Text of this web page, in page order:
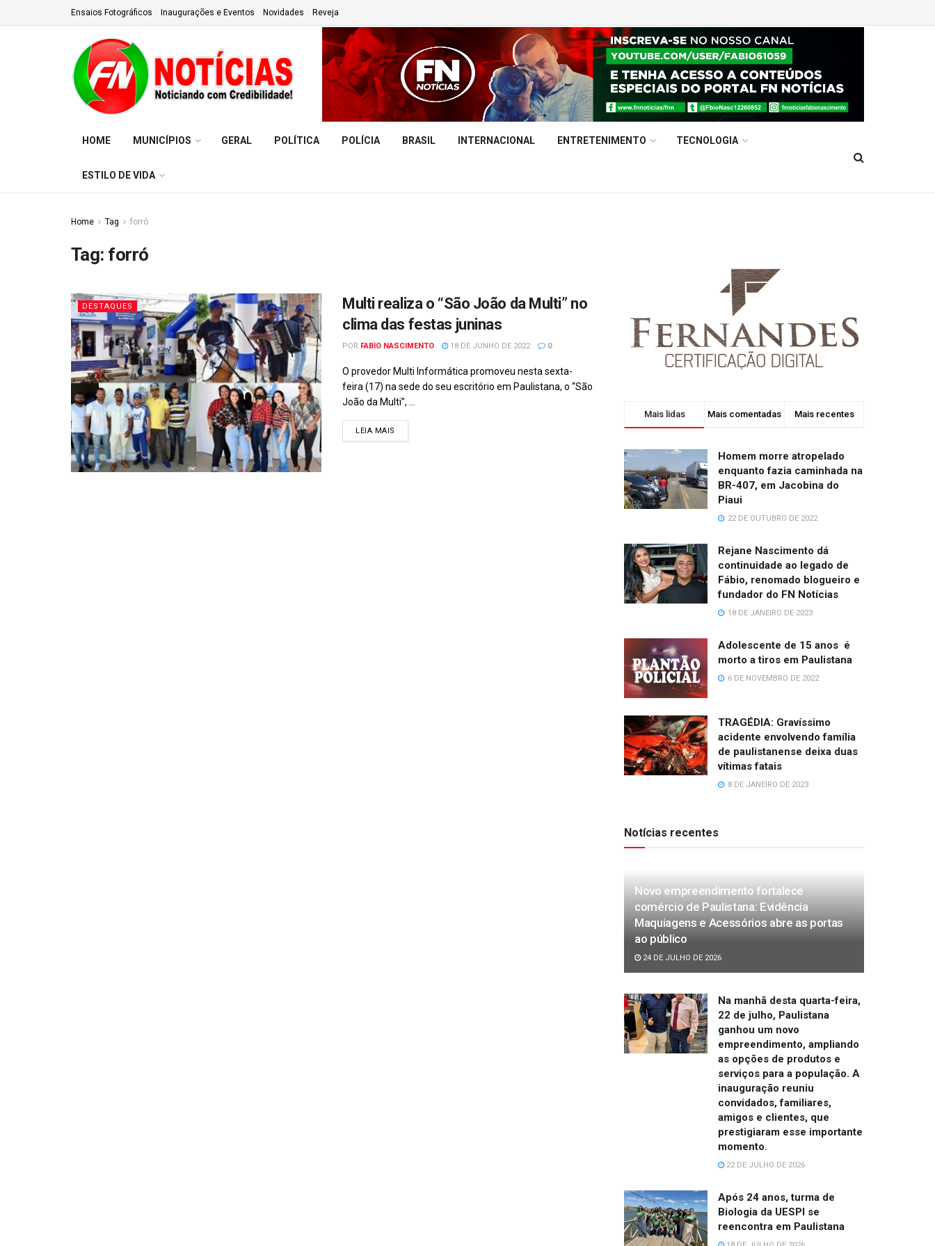
Ensaios Fotográficos Inaugurações e Eventos Novidades Reveja
HOME MUNICÍPIOS GERAL POLÍTICA POLÍCIA BRASIL INTERNACIONAL ENTRETENIMENTO TECNOLOGIA
ESTILO DE VIDA
Home Tag forró
Tag: forró
DESTAQUES
Multi realiza o “São João da Multi” no
clima das festas juninas
POR FABIO NASCIMENTO 18 DE JUNHO DE 2022 0
O provedor Multi Informática promoveu nesta sexta-
feira (17) na sede do seu escritório em Paulistana, o “São
João da Multi”, ...
LEIA MAIS
Mais lidas Mais comentadas Mais recentes
Homem morre atropelado
enquanto fazia caminhada na
BR-407, em Jacobina do
Piaui
22 DE OUTUBRO DE 2022
Rejane Nascimento dá
continuidade ao legado de
Fábio, renomado blogueiro e
fundador do FN Notícias
18 DE JANEIRO DE 2023
Adolescente de 15 anos é
morto a tiros em Paulistana
6 DE NOVEMBRO DE 2022
TRAGÉDIA: Gravíssimo
acidente envolvendo família
de paulistanense deixa duas
vítimas fatais
8 DE JANEIRO DE 2023
Notícias recentes
Novo empreendimento fortalece
comércio de Paulistana: Evidência
Maquiagens e Acessórios abre as portas
ao público
24 DE JULHO DE 2026
Na manhã desta quarta-feira,
22 de julho, Paulistana
ganhou um novo
empreendimento, ampliando
as opções de produtos e
serviços para a população. A
inauguração reuniu
convidados, familiares,
amigos e clientes, que
prestigiaram esse importante
momento.
22 DE JULHO DE 2026
Após 24 anos, turma de
Biologia da UESPI se
reencontra em Paulistana